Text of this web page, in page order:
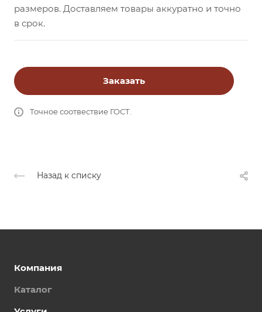
размеров. Доставляем товары аккуратно и точно
в срок.
Заказать
Точное соотвествие ГОСТ.
Назад к списку
Компания
Каталог